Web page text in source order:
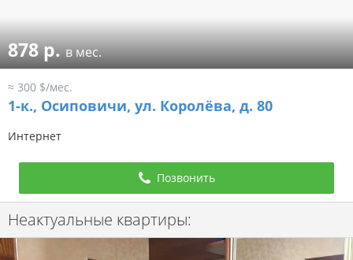
878 р.в мес.
≈ 300 $/мес.
1-к., Осиповичи, ул. Королёва, д. 80
Интернет
Позвонить
Неактуальные квартиры: